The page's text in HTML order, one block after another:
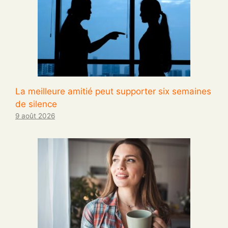
La meilleure amitié peut supporter six semaines
de silence
9 août 2026